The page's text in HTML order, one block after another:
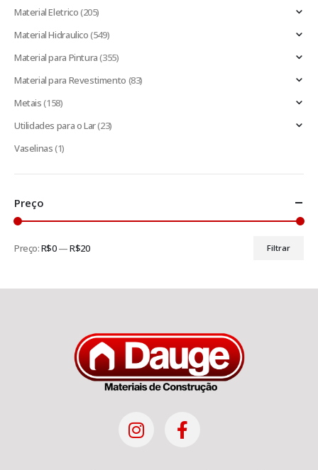
Material Eletrico(205)
Material Hidraulico(549)
Material para Pintura(355)
Material para Revestimento (83)
Metais(158)
Utilidades para o Lar(23)
Vaselinas(1)
Preço
Filtrar
Preço:R$0—R$20